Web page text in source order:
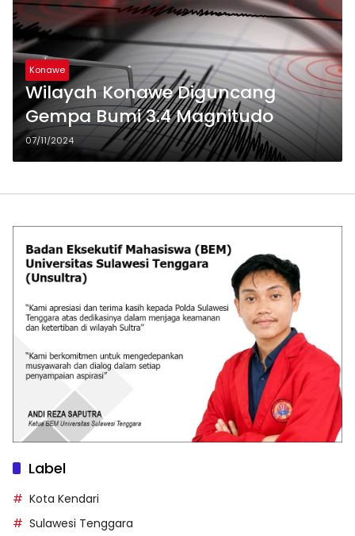
Konawe
Wilayah Konawe Diguncang
Gempa Bumi 3.4 Magnitudo
07/11/2024
Label
Kota Kendari
Sulawesi Tenggara